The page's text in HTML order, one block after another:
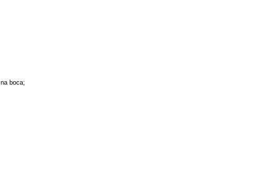
boca;